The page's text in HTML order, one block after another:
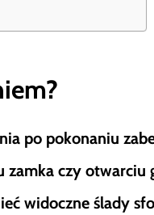
po pokonaniu
czy
widoczne ślady